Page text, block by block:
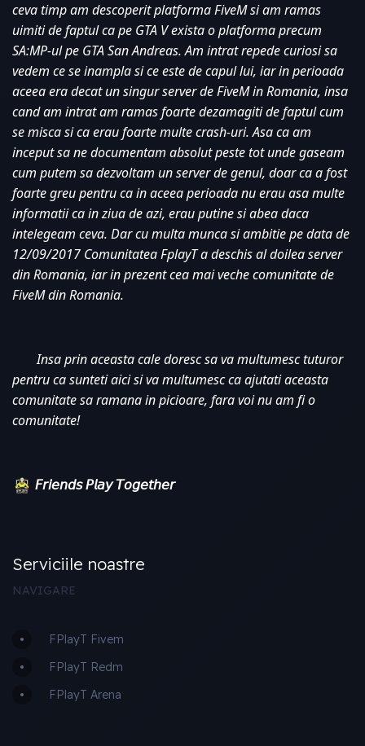
ceva timp am descoperit platforma FiveM si am ramas
uimiti de faptul ca pe GTA V exista o platforma precum
SA:MP-ul pe GTA San Andreas. Am intrat repede curiosi sa
vedem ce se inampla si ce este de capul lui, iar in perioada
aceea era decat un singur server de FiveM in Romania, insa
cand am intrat am ramas foarte dezamagiti de faptul cum
se misca si ca erau foarte multe crash-uri. Asa ca am
inceput sa ne documentam absolut peste tot unde gaseam
cum putem sa dezvoltam un server de genul, doar ca a fost
foarte greu pentru ca in aceea perioada nu erau asa multe
informatii ca in ziua de azi, erau putine si abea daca
intelegeam ceva. Dar cu multa munca si ambitie pe data de
12/09/2017 Comunitatea FplayT a deschis al doilea server
din Romania, iar in prezent cea mai veche comunitate de
FiveM din Romania.
Insa prin aceasta cale doresc sa va multumesc tuturor
pentru ca sunteti aici si va multumesc ca ajutati aceasta
comunitate sa ramana in picioare, fara voi nu am fi o
comunitate!
𝘍𝘳𝘪𝘦𝘯𝘥𝘴 𝘗𝘭𝘢𝘺 𝘛𝘰𝘨𝘦𝘵𝘩𝘦𝘳
Serviciile noastre
NAVIGARE
FPlayT Fivem
FPlayT Redm
FPlayT Arena